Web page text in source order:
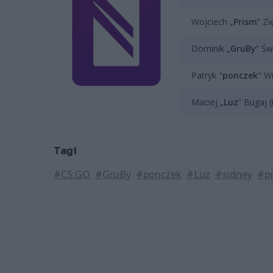
Wojciech „Prism”
Dominik „GruBy”
Patryk "ponczek"
Maciej „Luz” Bugaj
Tagi
#CS:GO #GruBy #ponczek #Luz #sidney